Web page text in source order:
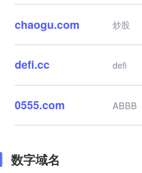
chaogu.com 炒股
defi.cc defi
0555.com ABBB
数字域名